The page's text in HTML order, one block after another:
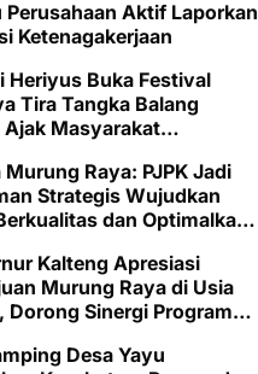
Perusahaan Aktif Laporkan
Ketenagakerjaan
Heriyus Buka Festival
Tira Tangka Balang
Masyarakat
Murung Raya: PJPK Jadi
Strategis Wujudkan
dan Optimalkan
Kalteng Apresiasi
Murung Raya di Usia
Dorong Sinergi Program
Desa Yayu